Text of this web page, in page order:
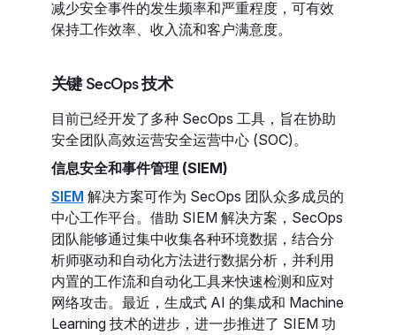
减少安全事件的发生频率和严重程度，可有效
保持工作效率、收入流和客户满意度。
关键 SecOps 技术
目前已经开发了多种 SecOps 工具，旨在协助
安全团队高效运营安全运营中心 (SOC)。
信息安全和事件管理 (SIEM)
SIEM 解决方案可作为 SecOps 团队众多成员的
中心工作平台。借助 SIEM 解决方案，SecOps
团队能够通过集中收集各种环境数据，结合分
析师驱动和自动化方法进行数据分析，并利用
内置的工作流和自动化工具来快速检测和应对
网络攻击。最近，生成式 AI 的集成和 Machine
Learning 技术的进步，进一步推进了 SIEM 功